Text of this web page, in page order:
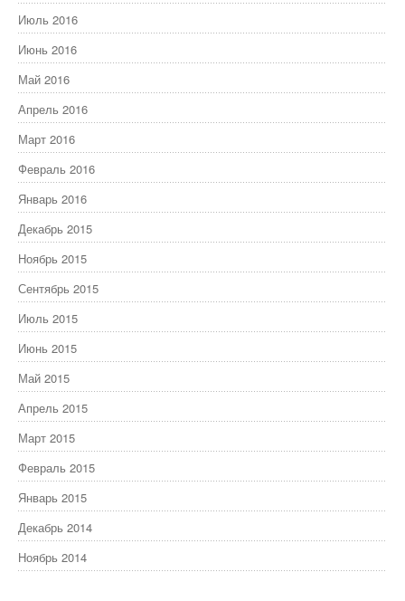
Июль 2016
Июнь 2016
Май 2016
Апрель 2016
Март 2016
Февраль 2016
Январь 2016
Декабрь 2015
Ноябрь 2015
Сентябрь 2015
Июль 2015
Июнь 2015
Май 2015
Апрель 2015
Март 2015
Февраль 2015
Январь 2015
Декабрь 2014
Ноябрь 2014